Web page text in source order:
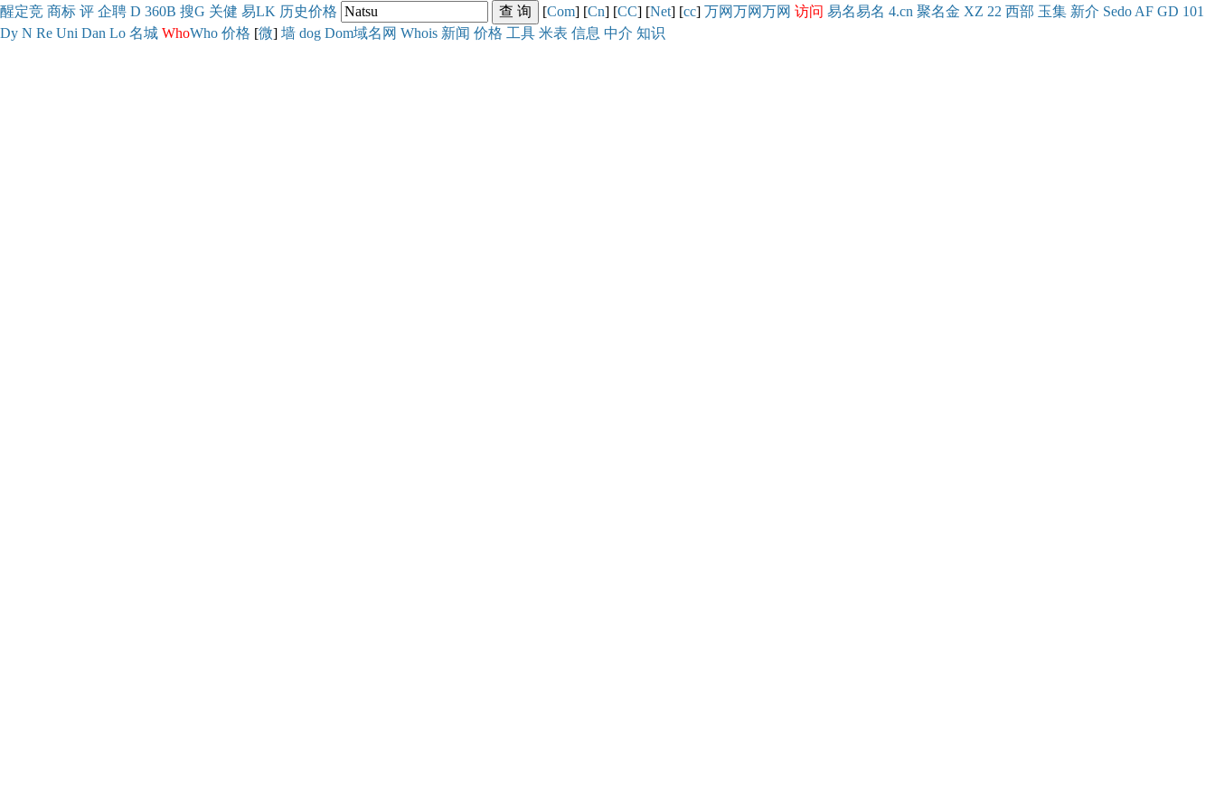
醒定竞 商标 评 企聘 D 360B 搜G 关健 易LK 历史价格 [Com] [Cn] [CC] [Net] [cc] 万网万网万网 访问 易名易名 4.cn 聚名金 XZ 22 西部 玉集 新介 Sedo AF GD 101
Dy N Re Uni Dan Lo 名城 WhoWho 价格 [微] 墙 dog Dom域名网 Whois 新闻 价格 工具 米表 信息 中介 知识